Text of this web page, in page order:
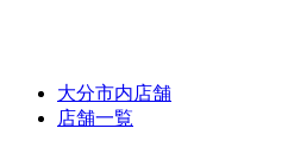
大分市内店舗
店舗一覧